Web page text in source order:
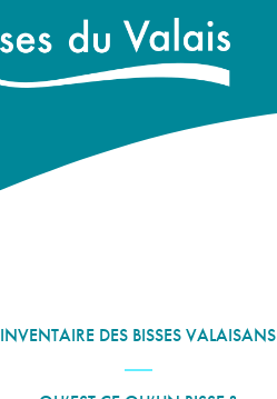
INVENTAIRE DES BISSES VALAISANS